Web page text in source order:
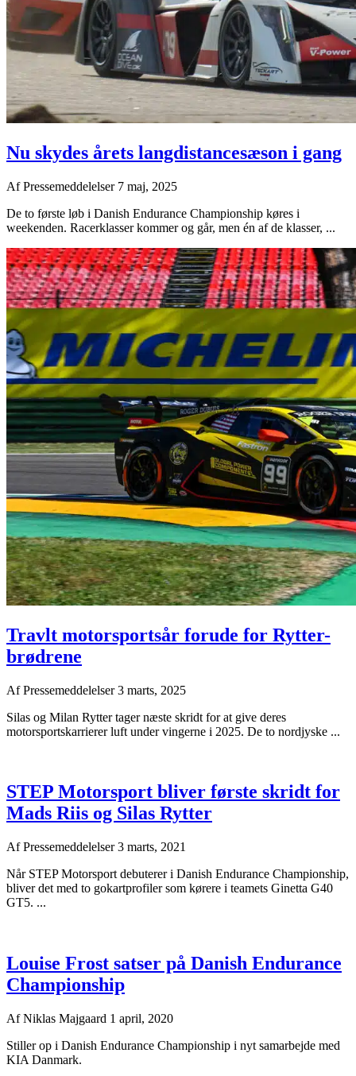
Nu skydes årets langdistancesæson i gang
AfPressemeddelelser 7 maj, 2025
De to første løb i Danish Endurance Championship køres i
weekenden. Racerklasser kommer og går, men én af de klasser, ...
Travlt motorsportsår forude for Rytter-
brødrene
AfPressemeddelelser3 marts, 2025
Silas og Milan Rytter tager næste skridt for at give deres
motorsportskarrierer luft under vingerne i 2025. De to nordjyske ...
STEP Motorsport bliver første skridt for
Mads Riis og Silas Rytter
AfPressemeddelelser3 marts, 2021
Når STEP Motorsport debuterer i Danish Endurance Championship,
bliver det med to gokartprofiler som kørere i teamets Ginetta G40
GT5. ...
Louise Frost satser på Danish Endurance
Championship
AfNiklas Majgaard 1 april, 2020
Stiller op i Danish Endurance Championship i nyt samarbejde med
KIA Danmark.